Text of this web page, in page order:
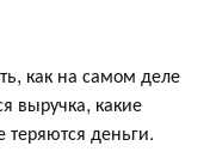
как на самом деле
выручка, какие
теряются деньги.